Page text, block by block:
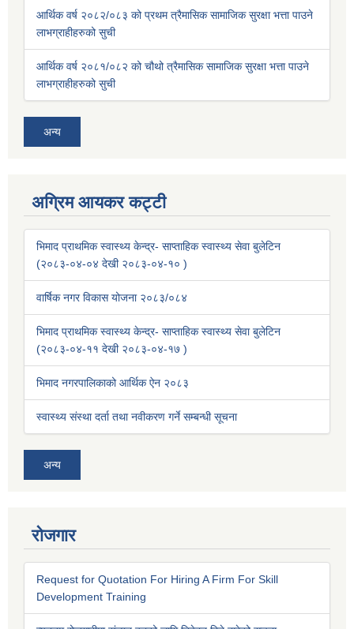
आर्थिक वर्ष २०८२/०८३ को प्रथम त्रैमासिक सामाजिक सुरक्षा भत्ता पाउने
लाभग्राहीहरुको सुची
आर्थिक वर्ष २०८१/०८२ को चौथो त्रैमासिक सामाजिक सुरक्षा भत्ता पाउने
लाभग्राहीहरुको सुची
अन्य
अग्रिम आयकर कट्टी
भिमाद प्राथमिक स्वास्थ्य केन्द्र- साप्ताहिक स्वास्थ्य सेवा बुलेटिन
(२०८३-०४-०४ देखी २०८३-०४-१० )
वार्षिक नगर विकास योजना २०८३/०८४
भिमाद प्राथमिक स्वास्थ्य केन्द्र- साप्ताहिक स्वास्थ्य सेवा बुलेटिन
(२०८३-०४-११ देखी २०८३-०४-१७ )
भिमाद नगरपालिकाको आर्थिक ऐन २०८३
स्वास्थ्य संस्था दर्ता तथा नवीकरण गर्ने सम्बन्धी सूचना
अन्य
रोजगार
Request for Quotation For Hiring A Firm For Skill
Development Training